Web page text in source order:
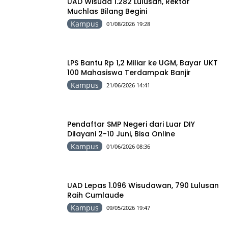
Muchlas Bilang Begini
Kampus 01/08/2026 19:28
LPS Bantu Rp 1,2 Miliar ke UGM, Bayar UKT
100 Mahasiswa Terdampak Banjir
Kampus 21/06/2026 14:41
Pendaftar SMP Negeri dari Luar DIY
Dilayani 2-10 Juni, Bisa Online
Kampus 01/06/2026 08:36
UAD Lepas 1.096 Wisudawan, 790 Lulusan
Raih Cumlaude
Kampus 09/05/2026 19:47